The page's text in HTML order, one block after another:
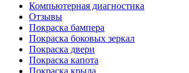
Компьютерная диагностика
Отзывы
Покраска бампера
Покраска боковых зеркал
Покраска двери
Покраска капота